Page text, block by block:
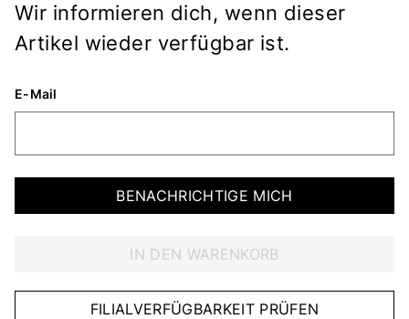
Wir informieren dich, wenn dieser
Artikel wieder verfügbar ist.
E-Mail
BENACHRICHTIGE MICH
IN DEN WARENKORB
FILIALVERFÜGBARKEIT PRÜFEN